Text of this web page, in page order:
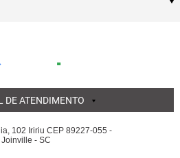
DE ATENDIMENTO
102 Iririu CEP 89227-055 -
Joinville - SC